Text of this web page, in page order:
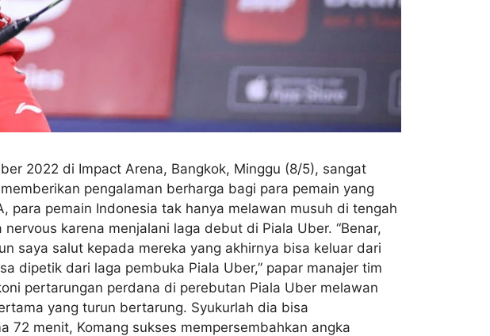
2022 di Impact Arena, Bangkok, Minggu (8/5), sangat
pengalaman berharga bagi para pemain yang
pemain Indonesia tak hanya melawan musuh di tengah
karena menjalani laga debut di Piala Uber. “Benar,
saya salut kepada mereka yang akhirnya bisa keluar dari
dipetik dari laga pembuka Piala Uber,” papar manajer tim
pertarungan perdana di perebutan Piala Uber melawan
yang turun bertarung. Syukurlah dia bisa
72 menit, Komang sukses mempersembahkan angka